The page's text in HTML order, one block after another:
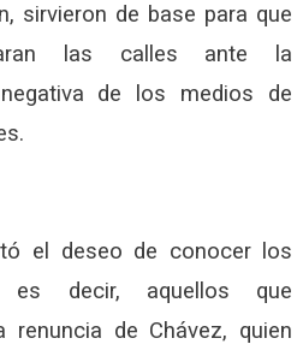
sirvieron de base para que
las calles ante la
de los medios de
el deseo de conocer los
es decir, aquellos que
renuncia de Chávez, quien